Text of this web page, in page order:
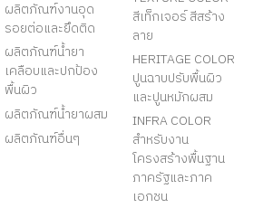
ผลิตภัณฑ์งานอุด
รอยต่อและยึดติด
ผลิตภัณฑ์น้ำยา
เคลือบและปกป้อง
พื้นผิว
ผลิตภัณฑ์น้ำยาผสม
ผลิตภัณฑ์อื่นๆ
สีเท็กเจอร์ สีสร้าง
ลาย
HERITAGE COLOR
ปูนฉาบปรับพื้นผิว
และปูนหมักผสม
INFRA COLOR
สำหรับงาน
โครงสร้างพื้นฐาน
ภาครัฐและภาค
เอกชน